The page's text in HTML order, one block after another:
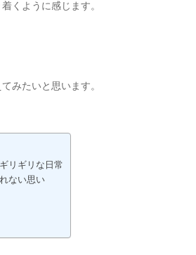
くように感じます。
みたいと思います。
リギリな日常
ない思い